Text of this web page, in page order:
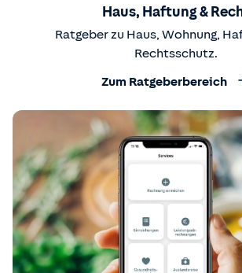
Haus, Haftung &
Ratgeber zu Haus, Wohnung,
Rechtsschutz.
Zum Ratgeberbereich